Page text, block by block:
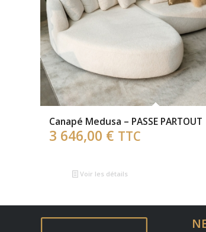
Canapé Medusa – PASSE PARTOUT
3 646,00 € TTC
Voir les détails